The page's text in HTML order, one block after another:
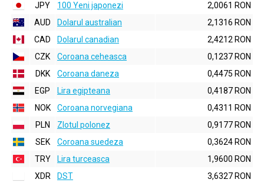
JPY
100 Yeni japonezi
2,0061 RON
AUD
Dolarul australian
2,1316 RON
CAD
Dolarul canadian
2,4212 RON
CZK
Coroana ceheasca
0,1237 RON
DKK
Coroana daneza
0,4475 RON
EGP
Lira egipteana
0,4187 RON
NOK
Coroana norvegiana
0,4311 RON
PLN
Zlotul polonez
0,9177 RON
SEK
Coroana suedeza
0,3624 RON
TRY
Lira turceasca
1,9600 RON
XDR
DST 3,6327 RON